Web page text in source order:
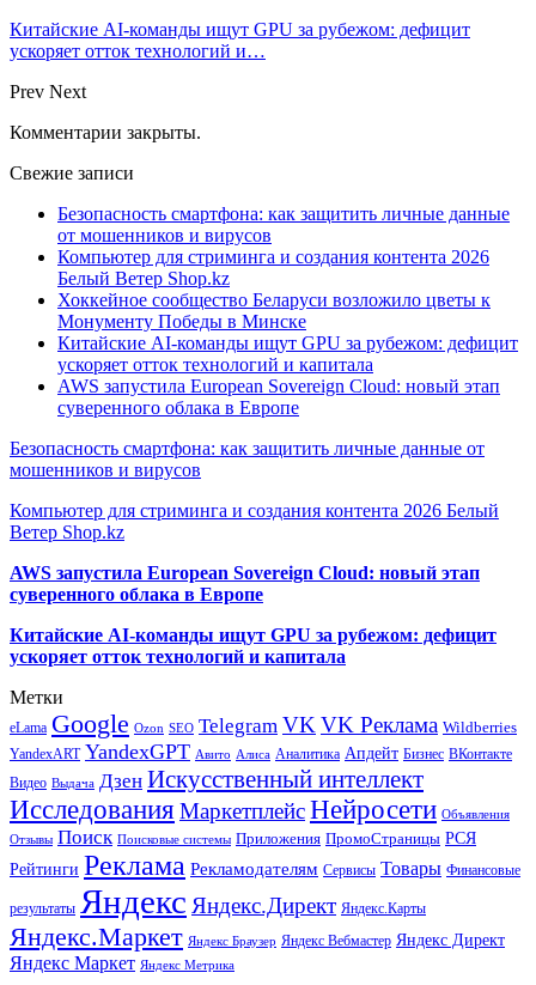
Китайские AI-команды ищут GPU за рубежом: дефицит
ускоряет отток технологий и…
Prev Next
Комментарии закрыты.
Свежие записи
Безопасность смартфона: как защитить личные данные
от мошенников и вирусов
Компьютер для стриминга и создания контента 2026
Белый Ветер Shop.kz
Хоккейное сообщество Беларуси возложило цветы к
Монументу Победы в Минске
Китайские AI-команды ищут GPU за рубежом: дефицит
ускоряет отток технологий и капитала
AWS запустила European Sovereign Cloud: новый этап
суверенного облака в Европе
Безопасность смартфона: как защитить личные данные от
мошенников и вирусов
Компьютер для стриминга и создания контента 2026 Белый
Ветер Shop.kz
AWS запустила European Sovereign Cloud: новый этап
суверенного облака в Европе
Китайские AI-команды ищут GPU за рубежом: дефицит
ускоряет отток технологий и капитала
Метки
eLama Google Ozon SEO Telegram VK VK Реклама Wildberries
YandexART YandexGPT Авито Алиса Аналитика Апдейт Бизнес ВКонтакте
Видео Выдача Дзен Искусственный интеллект
Исследования МаркетплейсНейросети Объявления
Отзывы Поиск Поисковые системы Приложения ПромоСтраницы РСЯ
Рейтинги Реклама Рекламодателям Сервисы Товары Финансовые
результаты Яндекс Яндекс.Директ Яндекс.Карты
Яндекс.Маркет Яндекс Браузер Яндекс Вебмастер Яндекс Директ
Яндекс Маркет Яндекс Метрика